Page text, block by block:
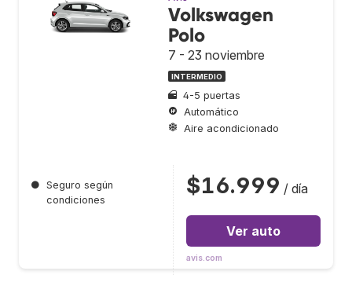
Volkswagen
Polo
7 - 23 noviembre
INTERMEDIO
4-5 puertas
Automático
Aire acondicionado
● Seguro según
condiciones
$16.999 / día
Ver auto
avis.com